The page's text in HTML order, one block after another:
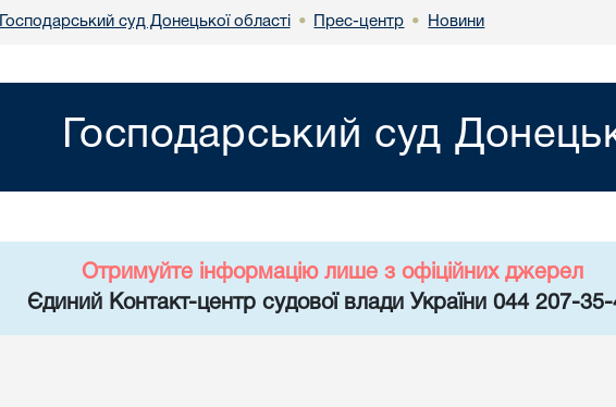
Господарський суд Донецької області • Прес-центр • Новини
Господарський суд
Отримуйте інформацію лише з офіційних джерел
Єдиний Контакт-центр судової влади України 044 207-